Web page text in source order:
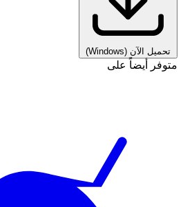
تحميل الآن (Windows)
متوفر أيضاً على